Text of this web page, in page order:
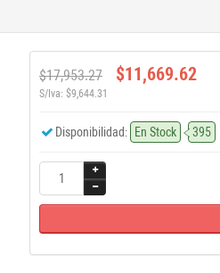
$17,953.27 $11,669.62
S/Iva: $9,644.31
Disponibilidad: En Stock 395